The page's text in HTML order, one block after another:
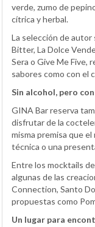
verde, zumo de
cítrica y herbal.
La selección de autor
Bitter, La Dolce
Sera o Give Me Five,
sabores como con el
Sin alcohol, pero
GINA Bar reserva
disfrutar de la
misma premisa que
técnica o una
Entre los mocktails
algunas de las
Connection, Santo
propuestas como
Un lugar para